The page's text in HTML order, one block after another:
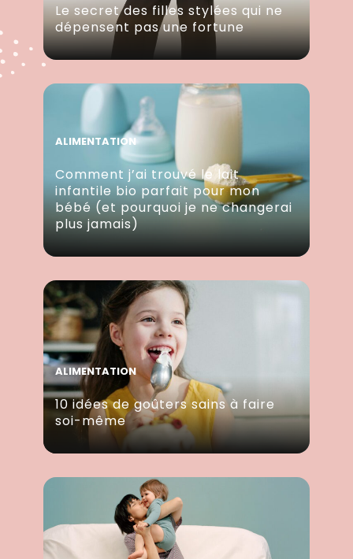
Le secret des filles stylées qui ne
dépensent pas une fortune
ALIMENTATION
Comment j’ai trouvé le lait
infantile bio parfait pour mon
bébé (et pourquoi je ne changerai
plus jamais)
ALIMENTATION
10 idées de goûters sains à faire
soi-même